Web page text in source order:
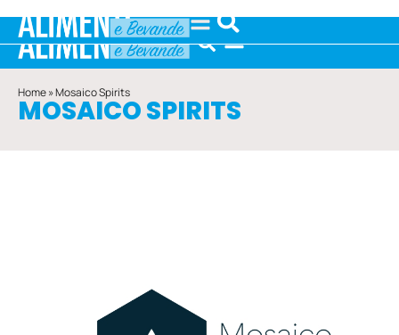
Home»Mosaico Spirits
MOSAICO SPIRITS